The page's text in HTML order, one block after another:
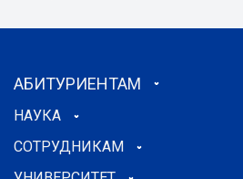
АБИТУРИЕНТАМ
НАУКА
СОТРУДНИКАМ